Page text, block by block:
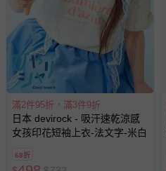
滿2件95折，滿3件9折
日本 devirock - 吸汗速乾涼感
女孩印花短袖上衣-法文字-米白
68折